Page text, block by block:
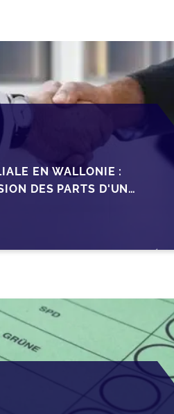
EN WALLONIE :
DES PARTS D'UNE